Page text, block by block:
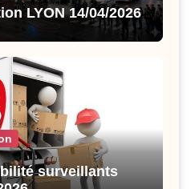
LYON 14/04/2026
surveillants